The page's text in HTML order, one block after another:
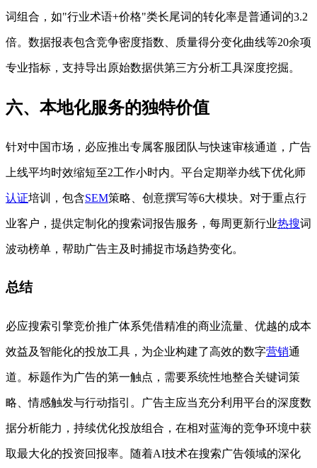
词组合，如"行业术语+价格"类长尾词的转化率是普通词的3.2
倍。数据报表包含竞争密度指数、质量得分变化曲线等20余项
专业指标，支持导出原始数据供第三方分析工具深度挖掘。
六、本地化服务的独特价值
针对中国市场，必应推出专属客服团队与快速审核通道，广告
上线平均时效缩短至2工作小时内。平台定期举办线下优化师
认证培训，包含SEM策略、创意撰写等6大模块。对于重点行
业客户，提供定制化的搜索词报告服务，每周更新行业热搜词
波动榜单，帮助广告主及时捕捉市场趋势变化。
总结
必应搜索引擎竞价推广体系凭借精准的商业流量、优越的成本
效益及智能化的投放工具，为企业构建了高效的数字营销通
道。标题作为广告的第一触点，需要系统性地整合关键词策
略、情感触发与行动指引。广告主应当充分利用平台的深度数
据分析能力，持续优化投放组合，在相对蓝海的竞争环境中获
取最大化的投资回报率。随着AI技术在搜索广告领域的深化